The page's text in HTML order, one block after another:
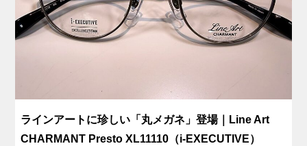
ラインアートに珍しい「丸メガネ」登場｜Line Art
CHARMANT Presto XL11110（i-EXECUTIVE）